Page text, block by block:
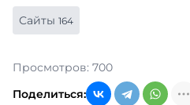
Сайты 164
Просмотров: 700
Поделиться: